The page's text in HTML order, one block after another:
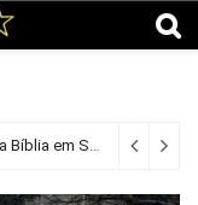
SBB avança na construção da Cidade da Bíblia em Santana de Parnaíba